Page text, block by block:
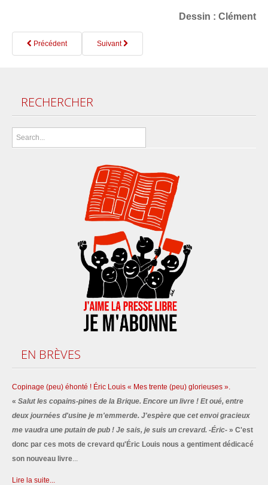
Dessin : Clément
Précédent Suivant
RECHERCHER
EN BRÈVES
Copinage (peu) éhonté ! Éric Louis « Mes trente (peu) glorieuses ».
« Salut les copains-pines de la Brique. Encore un livre ! Et oué, entre
deux journées d'usine je m'emmerde. J'espère que cet envoi gracieux
me vaudra une putain de pub ! Je sais, je suis un crevard. -Éric- » C'est
donc par ces mots de crevard qu'Éric Louis nous a gentiment dédicacé
son nouveau livre...
Lire la suite...